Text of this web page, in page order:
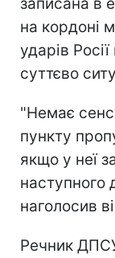
на кордоні
ударів
суттєво
"Немає
пункту
якщо у неї
наступного
наголосив
Речник